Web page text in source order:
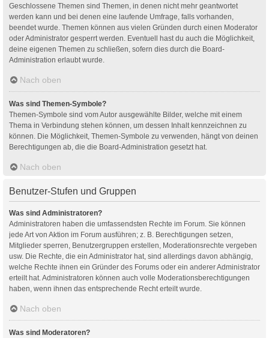
Geschlossene Themen sind Themen, in denen nicht mehr geantwortet
werden kann und bei denen eine laufende Umfrage, falls vorhanden,
beendet wurde. Themen können aus vielen Gründen durch einen Moderator
oder Administrator gesperrt werden. Eventuell hast du auch die Möglichkeit,
deine eigenen Themen zu schließen, sofern dies durch die Board-
Administration erlaubt wurde.
Nach oben
Was sind Themen-Symbole?
Themen-Symbole sind vom Autor ausgewählte Bilder, welche mit einem
Thema in Verbindung stehen können, um dessen Inhalt kennzeichnen zu
können. Die Möglichkeit, Themen-Symbole zu verwenden, hängt von deinen
Berechtigungen ab, die die Board-Administration gesetzt hat.
Nach oben
Benutzer-Stufen und Gruppen
Was sind Administratoren?
Administratoren haben die umfassendsten Rechte im Forum. Sie können
jede Art von Aktion im Forum ausführen; z. B. Berechtigungen setzen,
Mitglieder sperren, Benutzergruppen erstellen, Moderationsrechte vergeben
usw. Die Rechte, die ein Administrator hat, sind allerdings davon abhängig,
welche Rechte ihnen ein Gründer des Forums oder ein anderer Administrator
erteilt hat. Administratoren können auch volle Moderationsberechtigungen
haben, wenn ihnen das entsprechende Recht erteilt wurde.
Nach oben
Was sind Moderatoren?